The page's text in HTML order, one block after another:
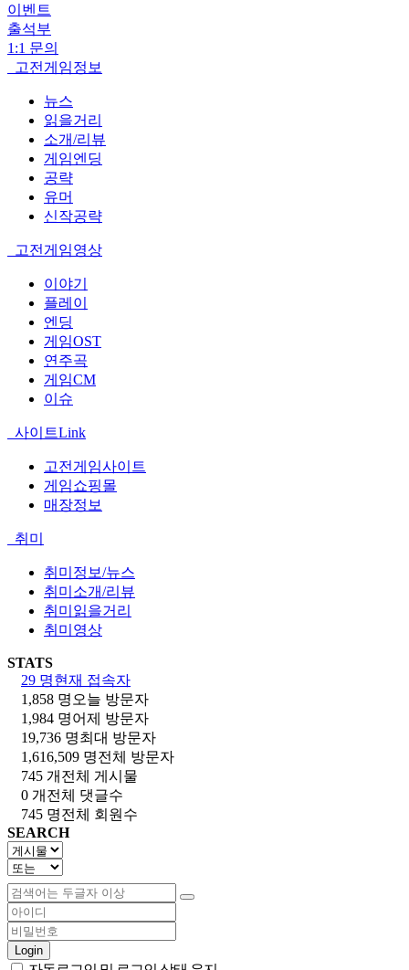
이벤트
출석부
1:1 문의
고전게임정보
뉴스
읽을거리
소개/리뷰
게임엔딩
공략
유머
신작공략
고전게임영상
이야기
플레이
엔딩
게임OST
연주곡
게임CM
이슈
사이트Link
고전게임사이트
게임쇼핑몰
매장정보
취미
취미정보/뉴스
취미소개/리뷰
취미읽을거리
취미영상
STATS
29 명현재 접속자
1,858 명 오늘 방문자
1,984 명어제 방문자
19,736 명최대 방문자
1,616,509 명전체 방문자
745 개 전체 게시물
0 개 전체 댓글수
745 명전체 회원수
SEARCH
Login